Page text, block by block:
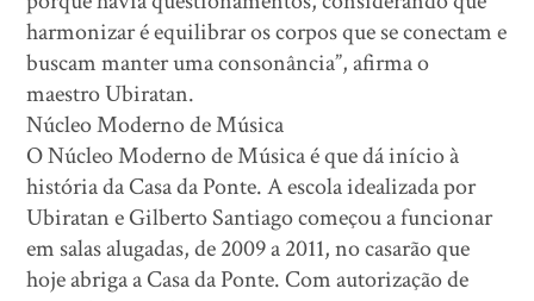
harmonizar é equilibrar os corpos que se conectam e
buscam manter uma consonância”, afirma o
maestro Ubiratan.
Núcleo Moderno de Música
O Núcleo Moderno de Música é que dá início à
história da Casa da Ponte. A escola idealizada por
Ubiratan e Gilberto Santiago começou a funcionar
em salas alugadas, de 2009 a 2011, no casarão que
hoje abriga a Casa da Ponte. Com autorização de